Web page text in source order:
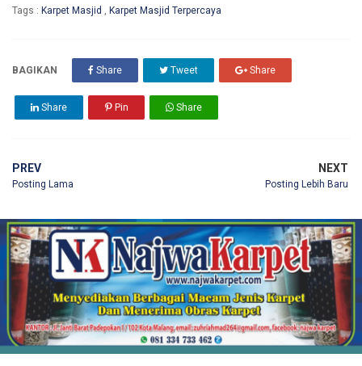
Tags : Karpet Masjid , Karpet Masjid Terpercaya
BAGIKAN Share Tweet Share
Share Pin Share
PREV
Posting Lama
NEXT
Posting Lebih Baru